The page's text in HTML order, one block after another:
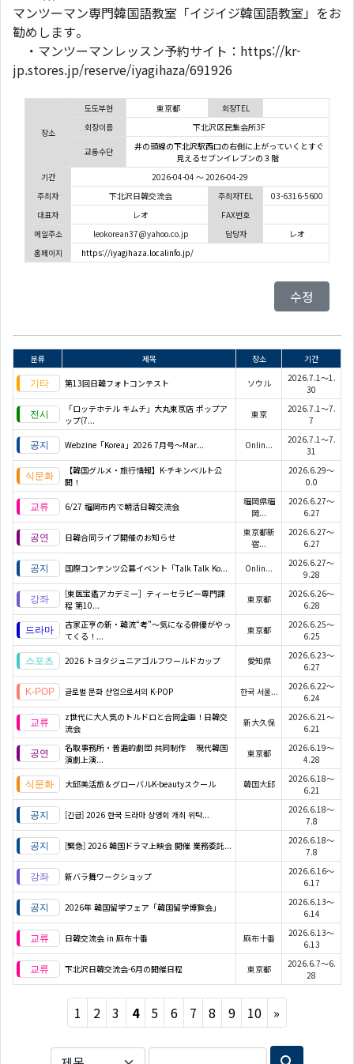
マンツーマン専門韓国語教室「イジイジ韓国語教室」をお
勧めします。
・マンツーマンレッスン予約サイト：https://kr-
jp.stores.jp/reserve/iyagihaza/691926
장소
도도부현 東京都
회장TEL
회장이름
下北沢区民集会所3F
교통수단
井の頭線の下北沢駅西口の右側に上がっていくとすぐ
見えるセブンイレブンの３階
기간
2026-04-04 ～ 2026-04-29
주최자
下北沢日韓交流会 주최자TEL
03-6316-5600
대표자
レオ
FAX번호
메일주소
leokorean37@yahoo.co.jp 담당자
レオ
홈페이지
https://iyagihaza.localinfo.jp/
수정
분류 제목 장소 기간
第13回日韓フォトコンテスト ソウル
2026.7.1～1.
30
「ロッテホテル キムチ」大丸東京店 ポップア
ップ(7...
東京
2026.7.1～7.
7
Webzine「Korea」2026 7月号～Mar... Onlin...
2026.7.1～7.
31
【韓国グルメ・旅行情報】K-チキンベルト公
開！
2026.6.29～
0.0
6/27 福岡市内で朝活日韓交流会
福岡県福
岡...
2026.6.27～
6.27
日韓合同ライブ開催のお知らせ
東京都新
宿...
2026.6.27～
6.27
国際コンテンツ公募イベント「Talk Talk Ko... Onlin...
2026.6.27～
9.28
[東医宝鑑アカデミー］ティーセラピー専門課
程 第10...
東京都
2026.6.26～
6.28
古家正亨の新・韓流“考”～気になる俳優がやっ
てくる！...
東京都
2026.6.25～
6.25
2026 トヨタジュニアゴルフワールドカップ 愛知県
2026.6.23～
6.27
글로벌 문화 산업으로서의 K-POP 한국 서울...
2026.6.22～
6.24
z世代に大人気のトルドロと合同企画！日韓交
流会
新大久保
2026.6.21～
6.21
名取事務所・普遍的劇団 共同制作 現代韓国
演劇上演...
東京都
2026.6.19～
4.28
大邱美活旅＆グローバルK-beautyスクール 韓国大邱
2026.6.18～
6.21
[긴급] 2026 한국 드라마 상영회 개최 위탁...
2026.6.18～
7.8
[緊急] 2026 韓国ドラマ上映会 開催 業務委託...
2026.6.18～
7.8
新バラ舞ワークショップ
2026.6.16～
6.17
2026年 韓国留学フェア「韓国留学博覧会」
2026.6.13～
6.14
日韓交流会 in 麻布十番 麻布十番
2026.6.13～
6.13
下北沢日韓交流会-6月の開催日程 東京都
2026.6.7～6.
28
1 2 3 4 5 6 7 8 9 10 »